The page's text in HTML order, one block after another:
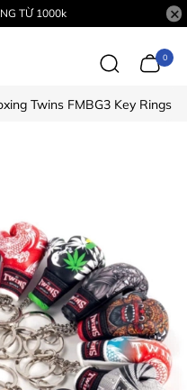
TỪ 1000k
0
Twins FMBG3 Key Rings